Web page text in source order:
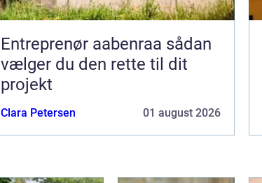
Entreprenør aabenraa sådan
vælger du den rette til dit
projekt
Clara Petersen 01 august 2026